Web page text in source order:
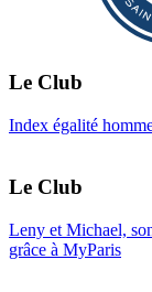
Le Club
Index égalité
Le Club
Leny et Michael,
grâce à MyParis